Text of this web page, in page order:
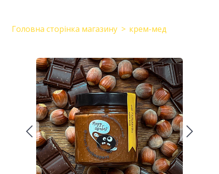
Головна сторінка магазину крем-мед